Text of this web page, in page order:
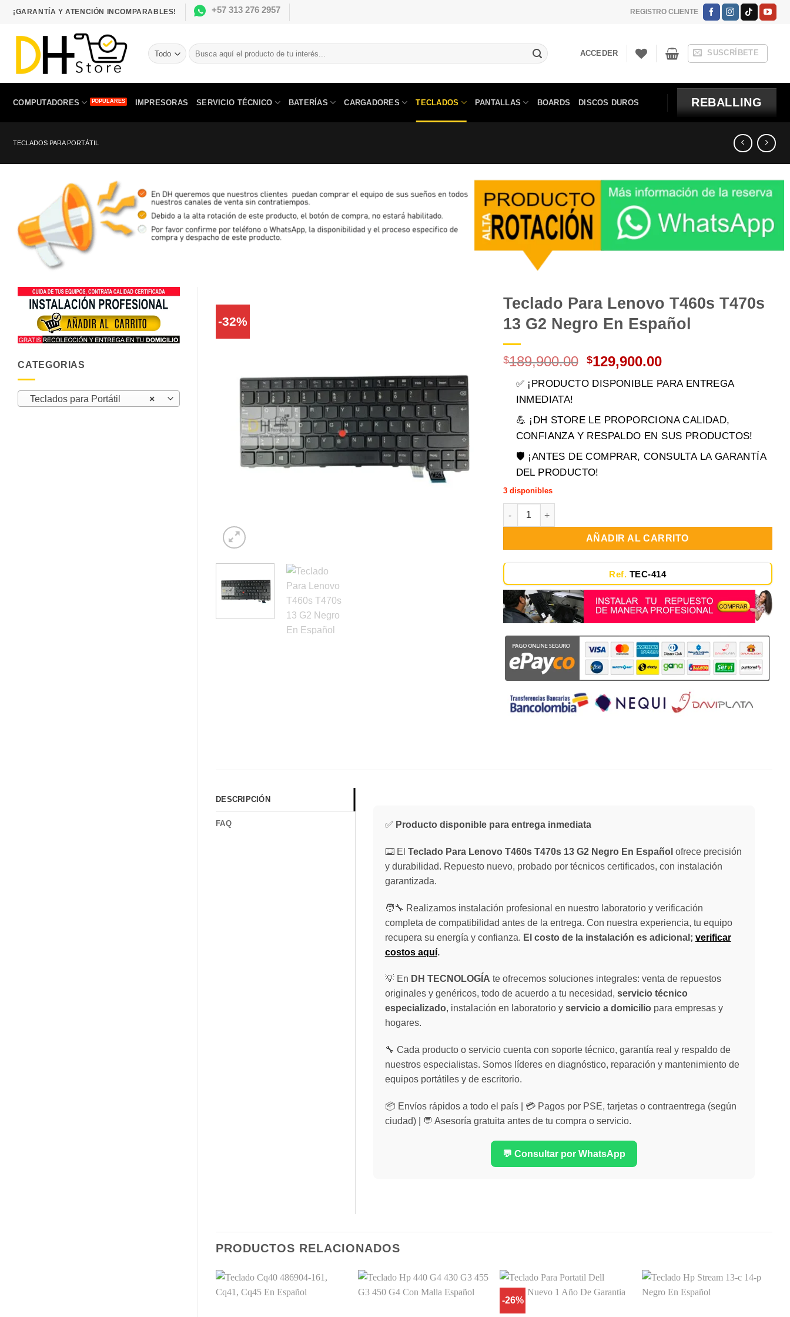
Saltar
contenido
¡GARANTÍA Y ATENCIÓN INCOMPARABLES! +57 313 276 2957 REGISTRO CLIENTE
Buscar
por:
ACCEDER SUSCRÍBETE
COMPUTADORES IMPRESORAS SERVICIO TÉCNICO BATERÍAS CARGADORES TECLADOS PANTALLAS BOARDS DISCOS DUROS REBALLING
TECLADOS PARA PORTÁTIL
CATEGORIAS
×
Teclados para Portátil
-32%
Teclado Para Lenovo T460s T470s
13 G2 Negro En Español
$189,900.00 El
original
$189,900.00.
$129,900.00El
actual
$129,900.00.
✅ ¡PRODUCTO DISPONIBLE PARA ENTREGA
INMEDIATA!
💪 ¡DH STORE LE PROPORCIONA CALIDAD,
CONFIANZA Y RESPALDO EN SUS PRODUCTOS!
🛡️ ¡ANTES DE COMPRAR, CONSULTA LA GARANTÍA
DEL PRODUCTO!
3 disponibles
Teclado Para Lenovo T460s T470s 13 G2 Negro En Español cantidad
AÑADIR AL CARRITO
Ref. TEC-414
DESCRIPCIÓN
FAQ ✅ Producto disponible para entrega inmediata
⌨️ El Teclado Para Lenovo T460s T470s 13 G2 Negro En Español ofrece precisión
y durabilidad. Repuesto nuevo, probado por técnicos certificados, con instalación
garantizada.
🧑‍🔧 Realizamos instalación profesional en nuestro laboratorio y verificación
completa de compatibilidad antes de la entrega. Con nuestra experiencia, tu equipo
recupera su energía y confianza. El costo de la instalación es adicional; verificar
costos aquí.
💡 En DH TECNOLOGÍA te ofrecemos soluciones integrales: venta de repuestos
originales y genéricos, todo de acuerdo a tu necesidad, servicio técnico
especializado, instalación en laboratorio y servicio a domiciliopara empresas y
hogares.
🔧 Cada producto o servicio cuenta con soporte técnico, garantía real y respaldo de
nuestros especialistas. Somos líderes en diagnóstico, reparación y mantenimiento de
equipos portátiles y de escritorio.
📦 Envíos rápidos a todo el país | 💳 Pagos por PSE, tarjetas o contraentrega (según
ciudad) | 💬 Asesoría gratuita antes de tu compra o servicio.
💬 Consultar por WhatsApp
PRODUCTOS RELACIONADOS
-26%